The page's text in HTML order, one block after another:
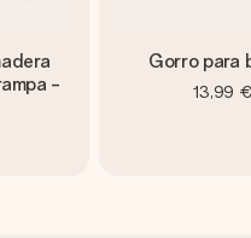
-
Gorro para
13,99 €